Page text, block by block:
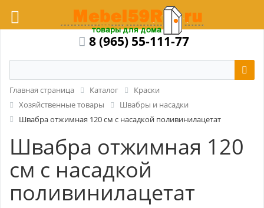
8 (965) 55-111-77
Главная страница Каталог
Краски
Хозяйственные товары
Швабры и насадки
Швабра отжимная 120 см с насадкой поливинилацетат
Швабра отжимная 120
см с насадкой
поливинилацетат